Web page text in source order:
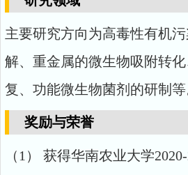
主要研究方向为高毒性有机
解、重金属的微生物吸附转
复、功能微生物菌剂的研制等
奖励与荣誉
（1） 获得华南农业大学